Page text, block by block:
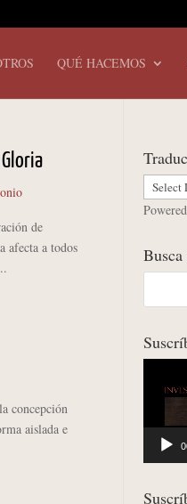
QUÉ HACEMOS
de
afecta a todos
concepción
aislada e